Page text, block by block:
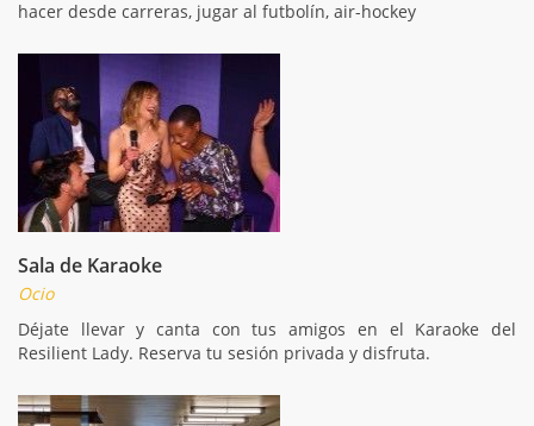
hacer desde carreras, jugar al futbolín, air-hockey
Sala de Karaoke
Ocio
Déjate llevar y canta con tus amigos en el Karaoke del
Resilient Lady. Reserva tu sesión privada y disfruta.